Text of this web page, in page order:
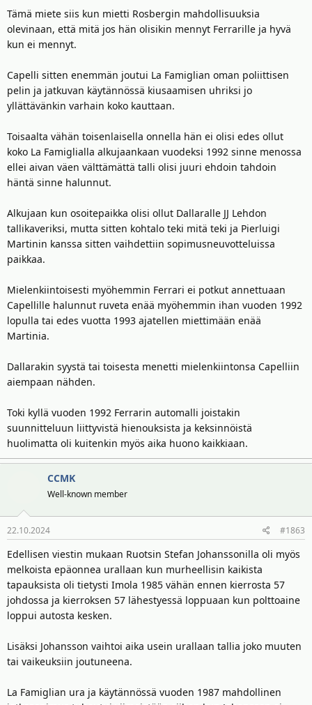
Tämä miete siis kun mietti Rosbergin mahdollisuuksia
olevinaan, että mitä jos hän olisikin mennyt Ferrarille ja hyvä
kun ei mennyt.
Capelli sitten enemmän joutui La Famiglian oman poliittisen
pelin ja jatkuvan käytännössä kiusaamisen uhriksi jo
yllättävänkin varhain koko kauttaan.
Toisaalta vähän toisenlaisella onnella hän ei olisi edes ollut
koko La Famiglialla alkujaankaan vuodeksi 1992 sinne menossa
ellei aivan väen välttämättä talli olisi juuri ehdoin tahdoin
häntä sinne halunnut.
Alkujaan kun osoitepaikka olisi ollut Dallaralle JJ Lehdon
tallikaveriksi, mutta sitten kohtalo teki mitä teki ja Pierluigi
Martinin kanssa sitten vaihdettiin sopimusneuvotteluissa
paikkaa.
Mielenkiintoisesti myöhemmin Ferrari ei potkut annettuaan
Capellille halunnut ruveta enää myöhemmin ihan vuoden 1992
lopulla tai edes vuotta 1993 ajatellen miettimään enää
Martinia.
Dallarakin syystä tai toisesta menetti mielenkiintonsa Capelliin
aiempaan nähden.
Toki kyllä vuoden 1992 Ferrarin automalli joistakin
suunnitteluun liittyvistä hienouksista ja keksinnöistä
huolimatta oli kuitenkin myös aika huono kaikkiaan.
CCMK
Well-known member
22.10.2024 #1863
Edellisen viestin mukaan Ruotsin Stefan Johanssonilla oli myös
melkoista epäonnea urallaan kun murheellisin kaikista
tapauksista oli tietysti Imola 1985 vähän ennen kierrosta 57
johdossa ja kierroksen 57 lähestyessä loppuaan kun polttoaine
loppui autosta kesken.
Lisäksi Johansson vaihtoi aika usein urallaan tallia joko muuten
tai vaikeuksiin joutuneena.
La Famiglian ura ja käytännössä vuoden 1987 mahdollinen